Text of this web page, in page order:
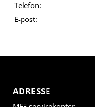
Telefon:
E-post:
ADRESSE